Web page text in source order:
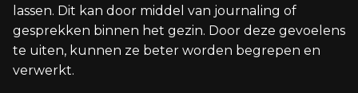
lassen. Dit kan door middel van journaling of
gesprekken binnen het gezin. Door deze gevoelens
te uiten, kunnen ze beter worden begrepen en
verwerkt.